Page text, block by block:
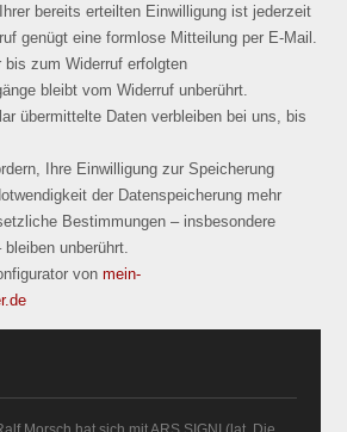
bereits erteilten Einwilligung ist jederzeit
genügt eine formlose Mitteilung per E-Mail.
bis zum Widerruf erfolgten
bleibt vom Widerruf unberührt.
übermittelte Daten verbleiben bei uns, bis
Ihre Einwilligung zur Speicherung
der Datenspeicherung mehr
Bestimmungen – insbesondere
unberührt.
vonmein-